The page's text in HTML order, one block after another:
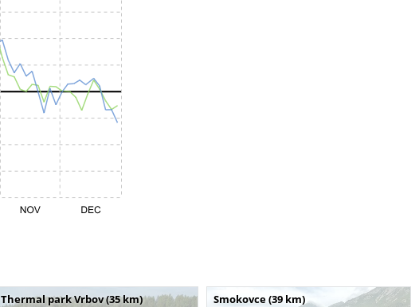
Thermal park Vrbov (35 km) Smokovce (39 km)